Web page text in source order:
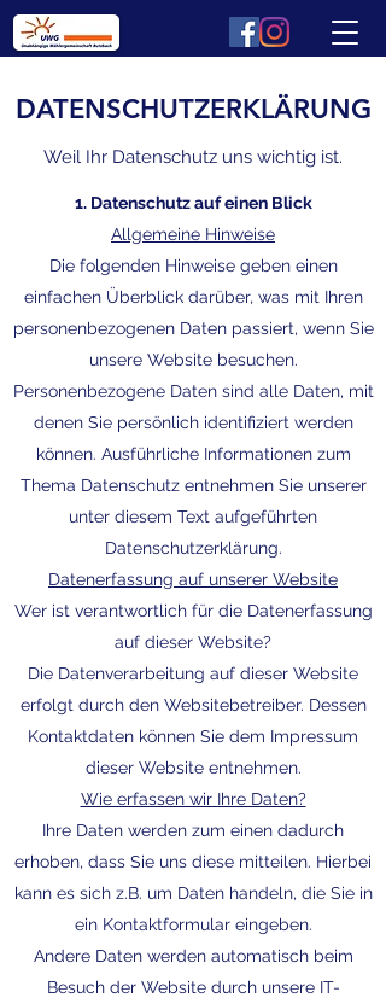
DATENSCHUTZERKLÄRUNG
Weil Ihr Datenschutz uns wichtig ist.
1. Datenschutz auf einen Blick
Allgemeine Hinweise
Die folgenden Hinweise geben einen
einfachen Überblick darüber, was mit Ihren
personenbezogenen Daten passiert, wenn Sie
unsere Website besuchen.
Personenbezogene Daten sind alle Daten, mit
denen Sie persönlich identifiziert werden
können. Ausführliche Informationen zum
Thema Datenschutz entnehmen Sie unserer
unter diesem Text aufgeführten
Datenschutzerklärung.
Datenerfassung auf unserer Website
Wer ist verantwortlich für die Datenerfassung
auf dieser Website?
Die Datenverarbeitung auf dieser Website
erfolgt durch den Websitebetreiber. Dessen
Kontaktdaten können Sie dem Impressum
dieser Website entnehmen.
Wie erfassen wir Ihre Daten?
Ihre Daten werden zum einen dadurch
erhoben, dass Sie uns diese mitteilen. Hierbei
kann es sich z.B. um Daten handeln, die Sie in
ein Kontaktformular eingeben.
Andere Daten werden automatisch beim
Besuch der Website durch unsere IT-